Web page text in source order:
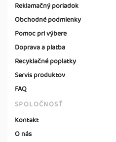
Reklamačný poriadok
Obchodné podmienky
Pomoc pri výbere
Doprava a platba
Recyklačné poplatky
Servis produktov
FAQ
SPOLOČNOSŤ
Kontakt
O nás